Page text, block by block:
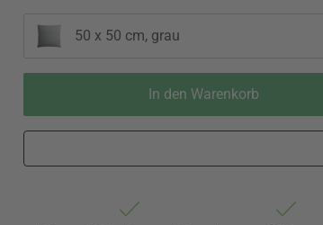
50 x 50 cm, grau
In den Warenkorb